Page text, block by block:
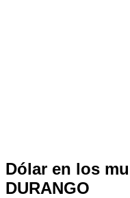
Dólar en los
DURANGO